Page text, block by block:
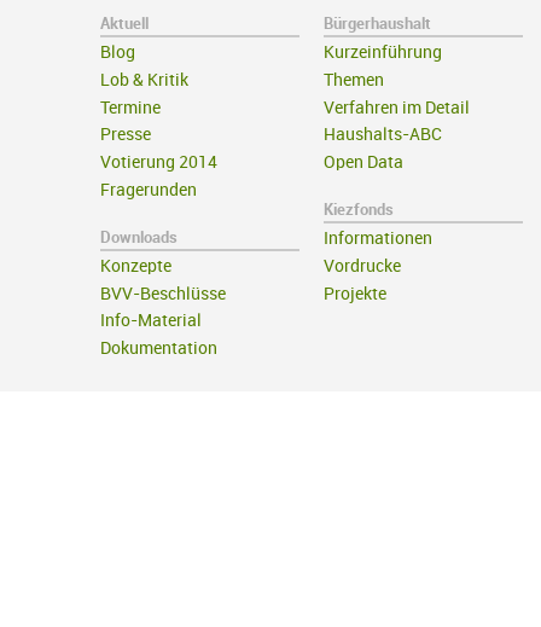
Aktuell
Blog
Lob & Kritik
Termine
Presse
Votierung 2014
Fragerunden
Downloads
Konzepte
BVV-Beschlüsse
Info-Material
Dokumentation
Bürgerhaushalt
Kurzeinführung
Themen
Verfahren im Detail
Haushalts-ABC
Open Data
Kiezfonds
Informationen
Vordrucke
Projekte